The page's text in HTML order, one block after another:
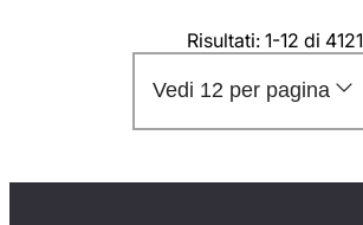
Risultati: 1-12 di 4121
Vedi 12 per pagina